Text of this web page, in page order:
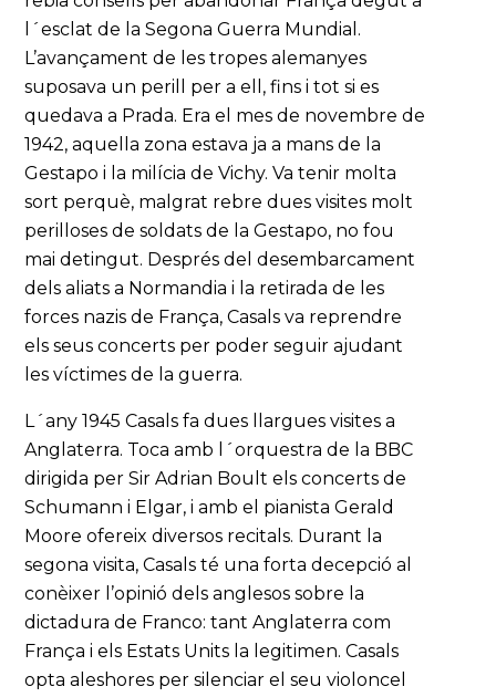
l´esclat de la Segona Guerra Mundial.
L’avançament de les tropes alemanyes
suposava un perill per a ell, fins i tot si es
quedava a Prada. Era el mes de novembre de
1942, aquella zona estava ja a mans de la
Gestapo i la milícia de Vichy. Va tenir molta
sort perquè, malgrat rebre dues visites molt
perilloses de soldats de la Gestapo, no fou
mai detingut. Després del desembarcament
dels aliats a Normandia i la retirada de les
forces nazis de França, Casals va reprendre
els seus concerts per poder seguir ajudant
les víctimes de la guerra.
L´any 1945 Casals fa dues llargues visites a
Anglaterra. Toca amb l´orquestra de la BBC
dirigida per Sir Adrian Boult els concerts de
Schumann i Elgar, i amb el pianista Gerald
Moore ofereix diversos recitals. Durant la
segona visita, Casals té una forta decepció al
conèixer l’opinió dels anglesos sobre la
dictadura de Franco: tant Anglaterra com
França i els Estats Units la legitimen. Casals
opta aleshores per silenciar el seu violoncel